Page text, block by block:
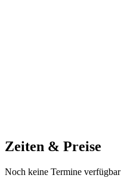
Zeiten & Preise
Noch keine Termine verfügbar